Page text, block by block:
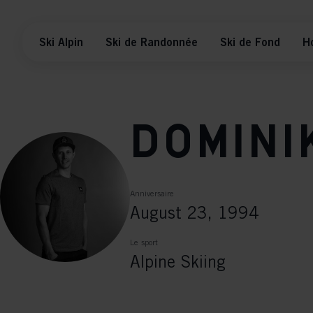
Ski Alpin Ski de Randonnée Ski de Fond
Anniversaire
August 23, 1994
Le sport
Alpine Skiing